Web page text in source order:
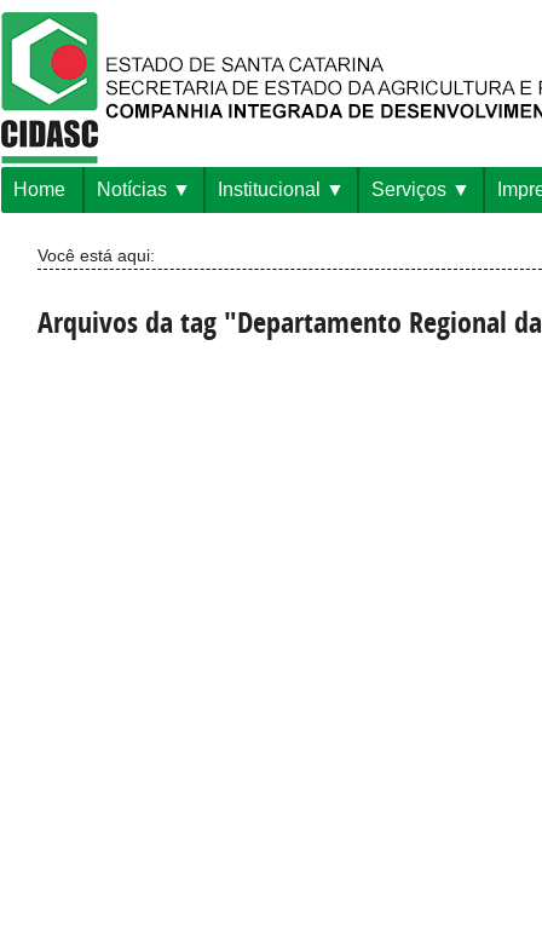
Home Notícias Institucional Serviços
Você está aqui:
Arquivos da tag "Departamento Regional